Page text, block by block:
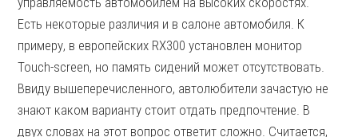
Есть некоторые различия и в салоне автомобиля. К
примеру, в европейских RX300 установлен монитор
Touch-screen, но память сидений может отсутствовать.
Ввиду вышеперечисленного, автолюбители зачастую не
знают каком варианту стоит отдать предпочтение. В
двух словах на этот вопрос ответит сложно. Считается,